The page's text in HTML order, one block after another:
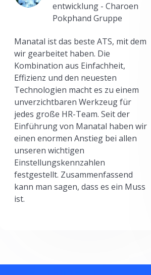
entwicklung - Charoen
Pokphand Gruppe
Manatal ist das beste ATS, mit dem
wir gearbeitet haben. Die
Kombination aus Einfachheit,
Effizienz und den neuesten
Technologien macht es zu einem
unverzichtbaren Werkzeug für
jedes große HR-Team. Seit der
Einführung von Manatal haben wir
einen enormen Anstieg bei allen
unseren wichtigen
Einstellungskennzahlen
festgestellt. Zusammenfassend
kann man sagen, dass es ein Muss
ist.